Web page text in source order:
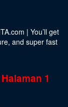
| You’ll get
and super fast
1